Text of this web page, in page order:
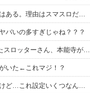
スロッターさん「優遇冷遇はある。理由はスマスロだから、これだけで十分なんだよね」
バいの多すぎじゃね？？？
L戦国乙女5で456をツモったスロッターさん、本能寺が下振れまくってツラそう
いた←これマジ！？
昨日打ったアイムなんですけど…これ設定いくつなんですかね？